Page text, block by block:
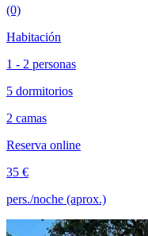
(0)
Habitación
1 - 2 personas
5 dormitorios
2 camas
Reserva online
35 €
pers./noche (aprox.)